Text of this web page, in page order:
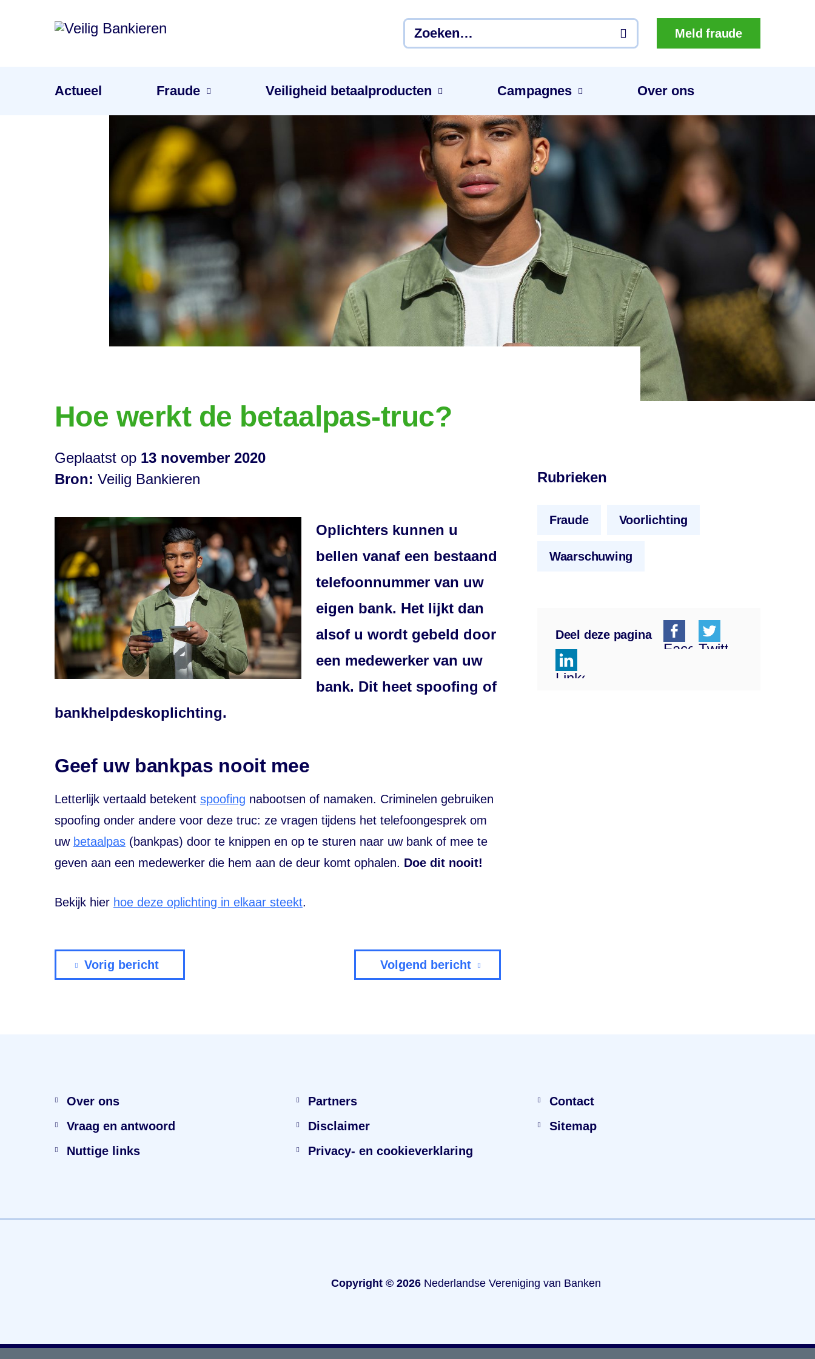
Veilig
Bankieren
Meld fraude
Actueel Fraude Veiligheid betaal­producten Campagnes Over ons
Hoe werkt de betaalpas-truc?
Geplaatst op 13 november 2020
Bron: Veilig Bankieren
Oplichters kunnen u
bellen vanaf een bestaand
telefoonnummer van uw
eigen bank. Het lijkt dan
alsof u wordt gebeld door
een medewerker van uw
bank. Dit heet spoofing of
bankhelpdeskoplichting.
Geef uw bankpas nooit mee
Letterlijk vertaald betekent spoofing nabootsen of namaken. Criminelen gebruiken
spoofing onder andere voor deze truc: ze vragen tijdens het telefoongesprek om
uw betaalpas (bankpas) door te knippen en op te sturen naar uw bank of mee te
geven aan een medewerker die hem aan de deur komt ophalen. Doe dit nooit!
Bekijk hier hoe deze oplichting in elkaar steekt.
Vorig bericht Volgend bericht
Rubrieken
Fraude Voorlichting
Waarschuwing
Deel deze pagina
Facebook
Twitter
Linkedin
Over ons
Vraag en antwoord
Nuttige links
Partners
Disclaimer
Privacy- en cookieverklaring
Contact
Sitemap
Copyright © 2026 Nederlandse Vereniging van Banken